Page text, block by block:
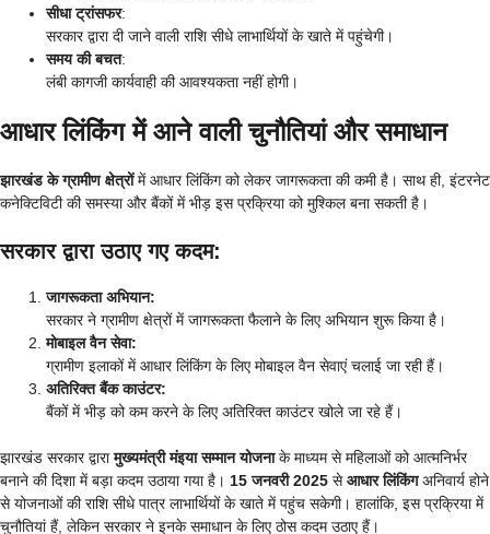
सीधा ट्रांसफर:
सरकार द्वारा दी जाने वाली राशि सीधे लाभार्थियों के खाते में पहुंचेगी।
समय की बचत:
लंबी कागजी कार्यवाही की आवश्यकता नहीं होगी।
आधार लिंकिंग में आने वाली चुनौतियां और समाधान
झारखंड के ग्रामीण क्षेत्रोंमें आधार लिंकिंग को लेकर जागरूकता की कमी है। साथ ही, इंटरनेट
कनेक्टिविटी की समस्या और बैंकों में भीड़ इस प्रक्रिया को मुश्किल बना सकती है।
सरकार द्वारा उठाए गए कदम:
जागरूकता अभियान:
सरकार ने ग्रामीण क्षेत्रों में जागरूकता फैलाने के लिए अभियान शुरू किया है।
मोबाइल वैन सेवा:
ग्रामीण इलाकों में आधार लिंकिंग के लिए मोबाइल वैन सेवाएं चलाई जा रही हैं।
अतिरिक्त बैंक काउंटर:
बैंकों में भीड़ को कम करने के लिए अतिरिक्त काउंटर खोले जा रहे हैं।
झारखंड सरकार द्वारामुख्यमंत्री मंइया सम्मान योजनाके माध्यम से महिलाओं को आत्मनिर्भर
बनाने की दिशा में बड़ा कदम उठाया गया है। 15 जनवरी 2025 सेआधार लिंकिंगअनिवार्य होने
से योजनाओं की राशि सीधे पात्र लाभार्थियों के खाते में पहुंच सकेगी। हालांकि, इस प्रक्रिया में
चुनौतियां हैं, लेकिन सरकार ने इनके समाधान के लिए ठोस कदम उठाए हैं।